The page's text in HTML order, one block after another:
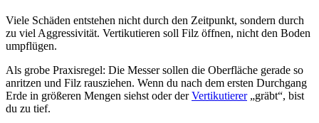
Viele Schäden entstehen nicht durch den Zeitpunkt, sondern durch
zu viel Aggressivität. Vertikutieren soll Filz öffnen, nicht den Boden
umpflügen.
Als grobe Praxisregel: Die Messer sollen die Oberfläche gerade so
anritzen und Filz rausziehen. Wenn du nach dem ersten Durchgang
Erde in größeren Mengen siehst oder derVertikutierer„gräbt“, bist
du zu tief.